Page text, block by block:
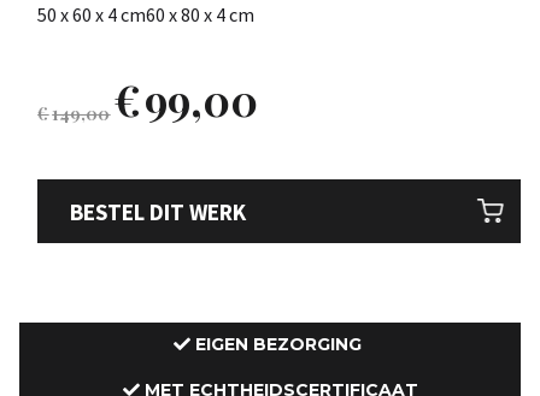
50 x 60 x 4 cm60 x 80 x 4 cm
€149,00€99,00
BESTEL DIT WERK
EIGEN BEZORGING
MET ECHTHEIDSCERTIFICAAT